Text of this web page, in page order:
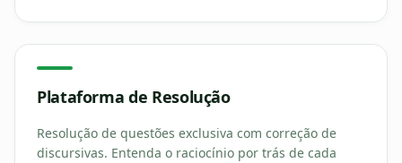
Plataforma de Resolução
Resolução de questões exclusiva com correção de
discursivas. Entenda o raciocínio por trás de cada